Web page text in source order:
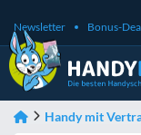
Newsletter Bonus-
Handy mit